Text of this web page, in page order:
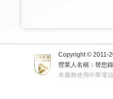
Copyright © 2011-
營業人名稱：替您
本服務使用中華電